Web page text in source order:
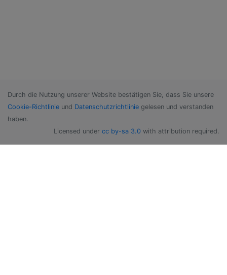
Durch die Nutzung unserer Website bestätigen Sie, dass Sie unsere
Cookie-Richtlinie und Datenschutzrichtlinie gelesen und verstanden
haben.
Licensed under cc by-sa 3.0 with attribution required.